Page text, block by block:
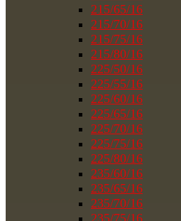
215/65/16
215/70/16
215/75/16
215/80/16
225/50/16
225/55/16
225/60/16
225/65/16
225/70/16
225/75/16
225/80/16
235/60/16
235/65/16
235/70/16
235/75/16